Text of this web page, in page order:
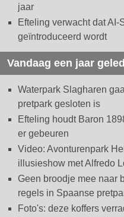
jaar
Efteling verwacht dat
geïntroduceerd wordt
Vandaag een jaar
Waterpark Slagharen
pretpark gesloten is
Efteling houdt Baron
er gebeuren
Video: Avonturenpark
illusieshow met Alfredo
Geen broodje mee naar
regels in Spaanse
Foto's: deze koffers